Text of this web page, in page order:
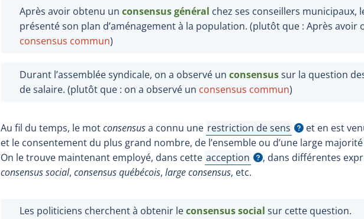
Après avoir obtenu un consensus général chez ses conseillers municipaux,
présenté son plan d’aménagement à la population. (plutôt que : Après avoir
consensus commun)
Durant l’assemblée syndicale, on a observé un consensussur la question
de salaire. (plutôt que : on a observé un consensus commun)
Au fil du temps, le motconsensusa connu une restriction de sens
Afficher l'infobulle
et en est
et le consentement du plus grand nombre, de l’ensemble ou d’une large
On le trouve maintenant employé, dans cette acception
Afficher l'infobulle, dans différentes
consensus social, consensus québécois, largeconsensus, etc.
Les politiciens cherchent à obtenir leconsensus social sur cette question.